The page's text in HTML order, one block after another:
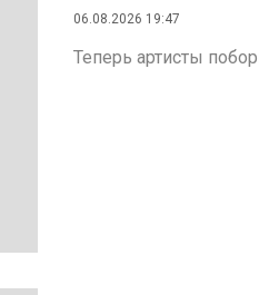
06.08.2026 19:47
Теперь артисты